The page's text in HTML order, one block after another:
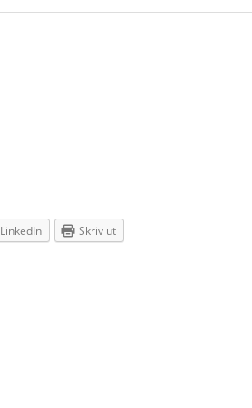
LinkedIn Skriv ut